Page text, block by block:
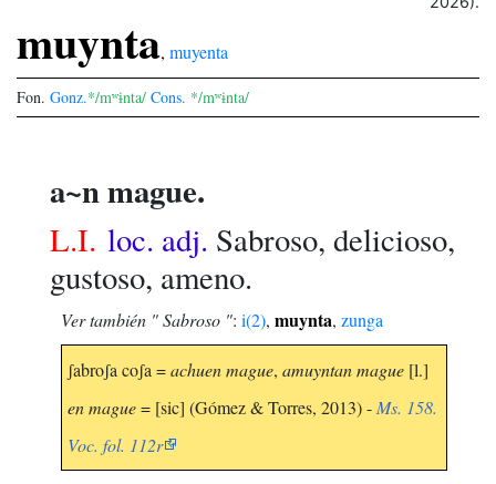
muynta, muyenta
Fon. Gonz.*/mʷɨnta/ Cons. */mʷɨnta/
a~n mague.
L.I. loc. adj. Sabroso, delicioso,
gustoso, ameno.
Ver también " Sabroso ": i(2), muynta, zunga
ʃabroʃa coʃa =achuen mague, amuyntan mague [l.]
en mague= [sic] (Gómez & Torres, 2013) - Ms. 158.
Voc. fol. 112r